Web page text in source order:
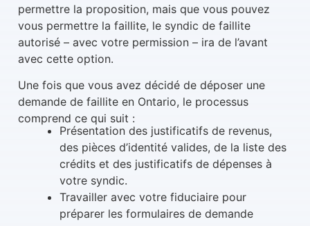
permettre la proposition, mais que vous pouvez
vous permettre la faillite, le syndic de faillite
autorisé – avec votre permission – ira de l’avant
avec cette option.
Une fois que vous avez décidé de déposer une
demande de faillite en Ontario, le processus
comprend ce qui suit :
Présentation des justificatifs de revenus,
des pièces d’identité valides, de la liste des
crédits et des justificatifs de dépenses à
votre syndic.
Travailler avec votre fiduciaire pour
préparer les formulaires de demande